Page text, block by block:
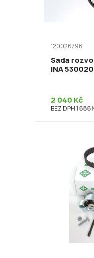
120026796
Sada
INA
2 040 Kč
BEZ DPH 1 686